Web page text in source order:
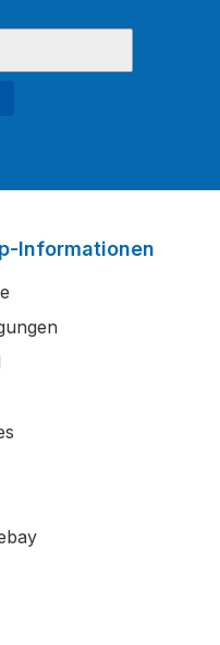
Informationen